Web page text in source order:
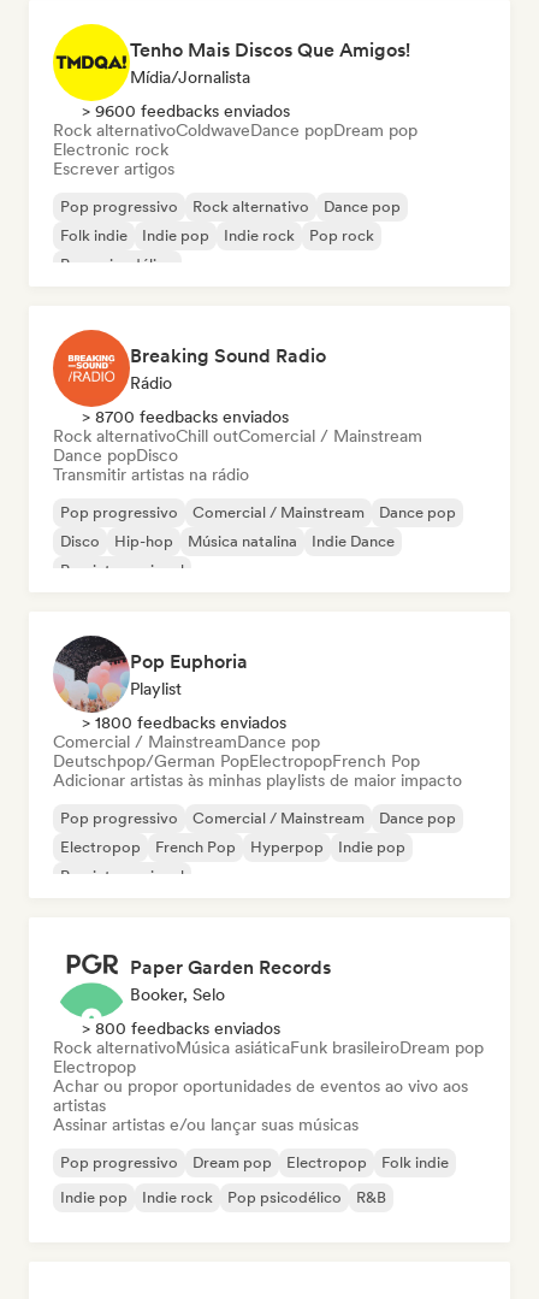
Tenho Mais Discos Que Amigos!
Mídia/Jornalista
> 9600 feedbacks enviados
Rock alternativoColdwaveDance popDream pop
Electronic rock
Escrever artigos
Pop progressivo Rock alternativo
Dance pop
Folk indie
Indie pop Indie rock
Pop rock
Pop psicodélico
Breaking Sound Radio
Rádio
> 8700 feedbacks enviados
Rock alternativoChill outComercial / Mainstream
Dance popDisco
Transmitir artistas na rádio
Pop progressivo Comercial / Mainstream
Dance pop
Disco
Hip-hop Música natalina
Indie Dance
Pop internacional
Pop Euphoria
Playlist
> 1800 feedbacks enviados
Comercial / MainstreamDance pop
Deutschpop/German PopElectropopFrench Pop
Adicionar artistas às minhas playlists de maior impacto
Pop progressivo Comercial / Mainstream
Dance pop
Electropop
French Pop Hyperpop
Indie pop
Pop internacional
Paper Garden Records
Booker, Selo
> 800 feedbacks enviados
Rock alternativoMúsica asiáticaFunk brasileiroDream pop
Electropop
Achar ou propor oportunidades de eventos ao vivo aos
artistas
Assinar artistas e/ou lançar suas músicas
Pop progressivo Dream pop Electropop
Folk indie
Indie pop
Indie rock Pop psicodélico R&B